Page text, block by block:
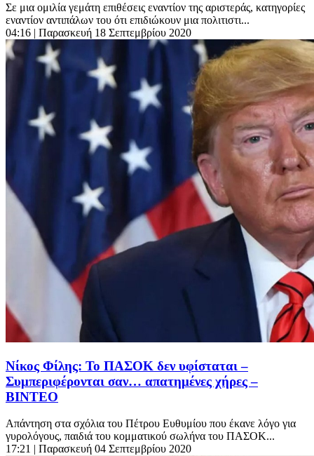
Σε μια ομιλία γεμάτη επιθέσεις εναντίον της αριστεράς, κατηγορίες
εναντίον αντιπάλων του ότι επιδιώκουν μια πολιτιστι...
04:16 | Παρασκευή 18 Σεπτεμβρίου 2020
Νίκος Φίλης: Το ΠΑΣΟΚ δεν υφίσταται –
Συμπεριφέρονται σαν… απατημένες χήρες –
ΒΙΝΤΕΟ
Απάντηση στα σχόλια του Πέτρου Ευθυμίου που έκανε λόγο για
γυρολόγους, παιδιά του κομματικού σωλήνα του ΠΑΣΟΚ...
17:21 | Παρασκευή 04 Σεπτεμβρίου 2020